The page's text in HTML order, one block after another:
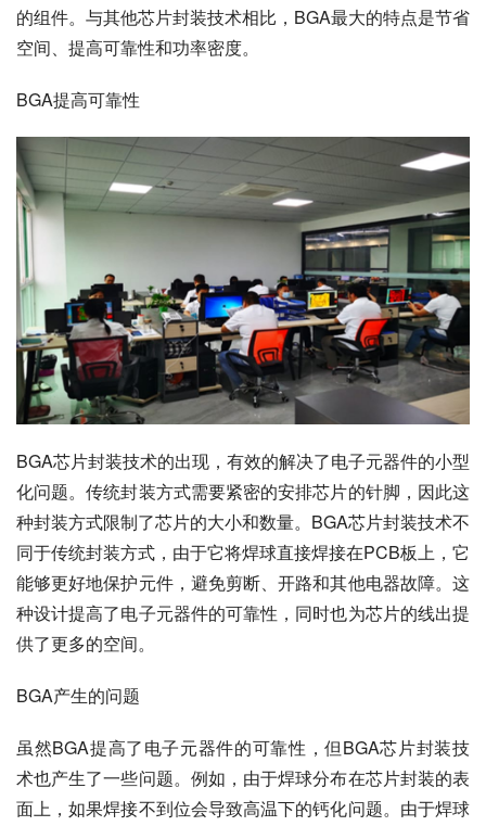
的组件。与其他芯片封装技术相比，BGA最大的特点是节省
空间、提高可靠性和功率密度。
BGA提高可靠性
BGA芯片封装技术的出现，有效的解决了电子元器件的小型
化问题。传统封装方式需要紧密的安排芯片的针脚，因此这
种封装方式限制了芯片的大小和数量。BGA芯片封装技术不
同于传统封装方式，由于它将焊球直接焊接在PCB板上，它
能够更好地保护元件，避免剪断、开路和其他电器故障。这
种设计提高了电子元器件的可靠性，同时也为芯片的线出提
供了更多的空间。
BGA产生的问题
虽然BGA提高了电子元器件的可靠性，但BGA芯片封装技
术也产生了一些问题。例如，由于焊球分布在芯片封装的表
面上，如果焊接不到位会导致高温下的钙化问题。由于焊球